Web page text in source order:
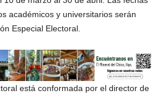
académicos y universitarios serán
Especial Electoral.
está conformada por el director de